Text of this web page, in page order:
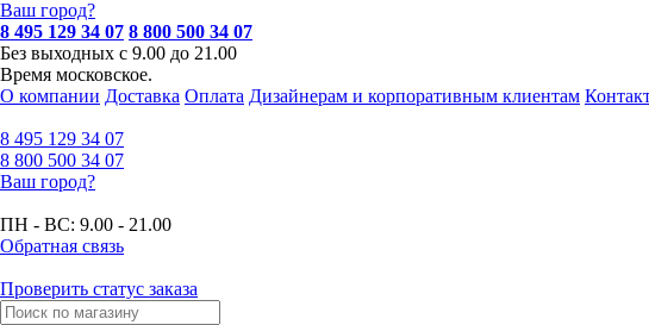
Ваш город?
8 495 129 34 07 8 800 500 34 07
Без выходных с 9.00 до 21.00
Время московское.
О компании Доставка Оплата Дизайнерам и корпоративным клиентам
8 495 129 34 07
8 800 500 34 07
Ваш город?
ПН - ВС: 9.00 - 21.00
Обратная связь
Проверить статус заказа